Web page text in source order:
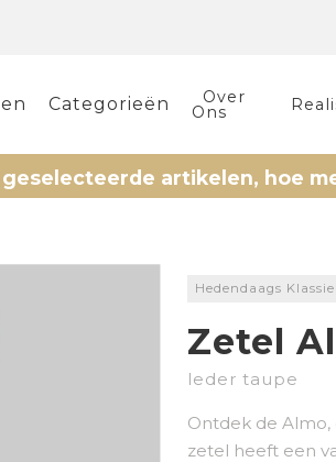
Categorieën Over
Ons
artikelen, hoe meer
Hedendaags
Zetel
leder taupe
Ontdek de
zetel heeft een